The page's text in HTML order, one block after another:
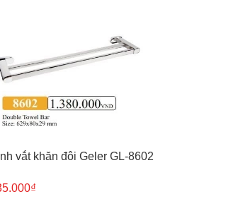
vắt khăn đôi Geler GL-8602